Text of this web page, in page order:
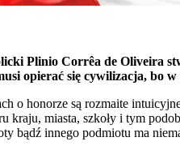
Plinio Corrêa de Oliveira
opierać się cywilizacja, bo
o honorze są rozmaite
kraju, miasta, szkoły i tym
bądź innego podmiotu ma